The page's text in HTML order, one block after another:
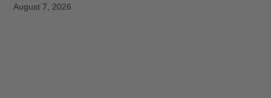
August 7, 2026